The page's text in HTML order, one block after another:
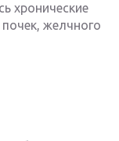
хронические
желчного